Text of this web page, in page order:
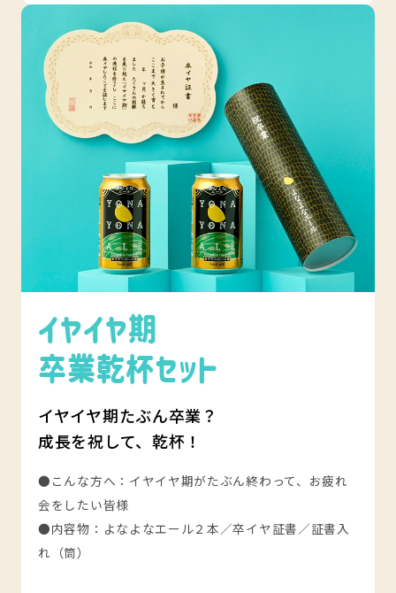
イヤイヤ期
卒業乾杯セット
イヤイヤ期たぶん卒業？
成長を祝して、乾杯！
●こんな方へ：イヤイヤ期がたぶん終わって、お疲れ
会をしたい皆様
●内容物：よなよなエール２本／卒イヤ証書／証書入
れ（筒）